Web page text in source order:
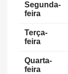
Segunda-
feira
Terça-
feira
Quarta-
feira